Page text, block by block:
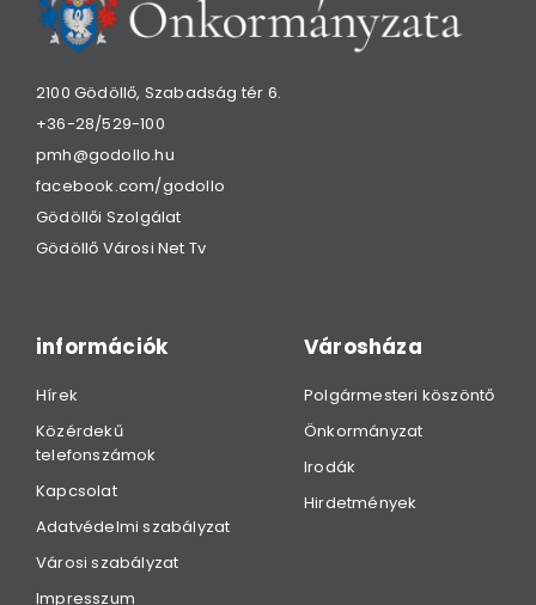
2100 Gödöllő, Szabadság tér 6.
+36-28/529-100
pmh@godollo.hu
facebook.com/godollo
Gödöllői Szolgálat
Gödöllő Városi Net Tv
információk
Hírek
Közérdekű
telefonszámok
Kapcsolat
Adatvédelmi szabályzat
Városi szabályzat
Impresszum
Városháza
Polgármesteri köszöntő
Önkormányzat
Irodák
Hirdetmények